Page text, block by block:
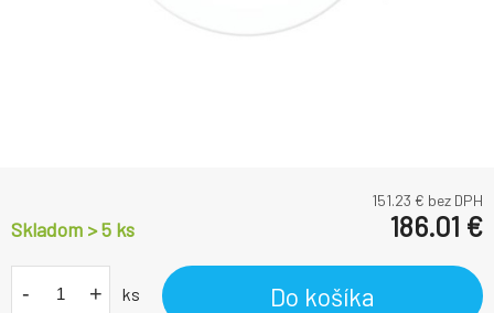
151.23 € bez DPH
Skladom > 5 ks 186.01 €
- + ks Do košíka